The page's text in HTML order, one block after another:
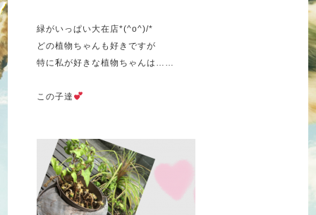
緑がいっぱい大在店*(^o^)/*
どの植物ちゃんも好きですが
特に私が好きな植物ちゃんは……
この子達